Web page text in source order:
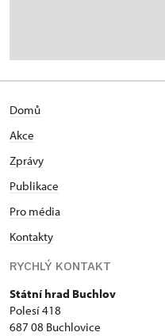
Domů
Akce
Zprávy
Publikace
Pro média
Kontakty
RYCHLÝ KONTAKT
Státní hrad Buchlov
Polesí 418
687 08 Buchlovice